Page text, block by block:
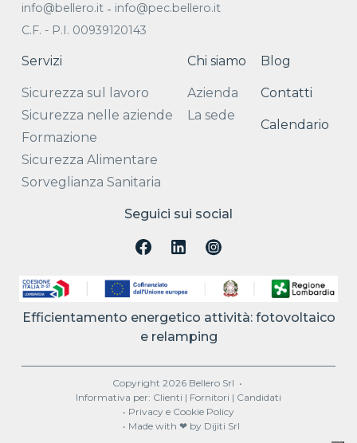
info@bellero.it- info@pec.bellero.it
C.F. - P.I. 00939120143
Servizi
Sicurezza sul lavoro
Sicurezza nelle aziende
Formazione
Sicurezza Alimentare
Sorveglianza Sanitaria
Chi siamo
Azienda
La sede
Blog
Contatti
Calendario
Seguici sui social
Efficientamento energetico attività: fotovoltaico
e relamping
Copyright 2026 Bellero Srl •
Informativa per: Clienti | Fornitori | Candidati
• Privacy e Cookie Policy
• Made with ❤ by Dijiti Srl